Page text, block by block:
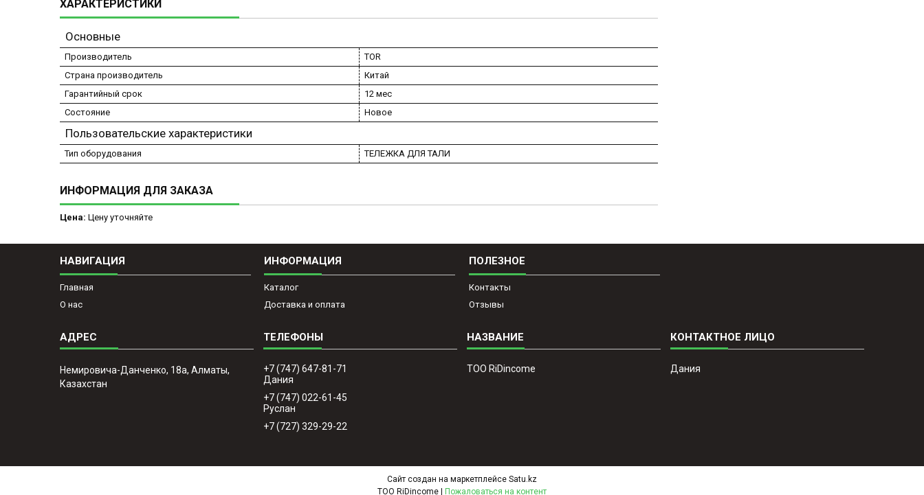
ХАРАКТЕРИСТИКИ
Основные
Производитель
TOR
Страна производитель
Китай
Гарантийный срок
12 мес
Состояние
Новое
Пользовательские характеристики
Тип оборудования ТЕЛЕЖКА ДЛЯ ТАЛИ
ИНФОРМАЦИЯ ДЛЯ ЗАКАЗА
Цена: Цену уточняйте
НАВИГАЦИЯ
Главная
О нас
ИНФОРМАЦИЯ
Каталог
Доставка и оплата
ПОЛЕЗНОЕ
Контакты
Отзывы
Немировича-Данченко, 18а, Алматы,
Казахстан
+7 (747) 647-81-71
Дания
+7 (747) 022-61-45
Руслан
+7 (727) 329-29-22
ТОО RiDincome Дания
Сайт создан на маркетплейсе Satu.kz
Пожаловаться на контент